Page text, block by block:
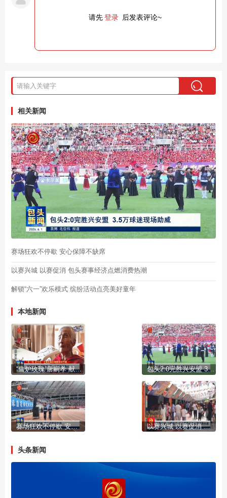
请先登录 后发表评论~
相关新闻
赛场狂欢不停歇 安心保障不缺席
以赛兴城 以赛促消 包头赛事经济点燃消费热潮
解锁“六一”欢乐模式 缤纷活动点亮美好童年
本地新闻
“焦炉玫瑰”唐嗣孝 献一生芳华为焦化 包头2:0完胜兴安盟 3.5万球迷现场助威
赛场狂欢不停歇 安心保障不缺席 以赛兴城 以赛促消 包头赛事经济点燃消费热潮
头条新闻